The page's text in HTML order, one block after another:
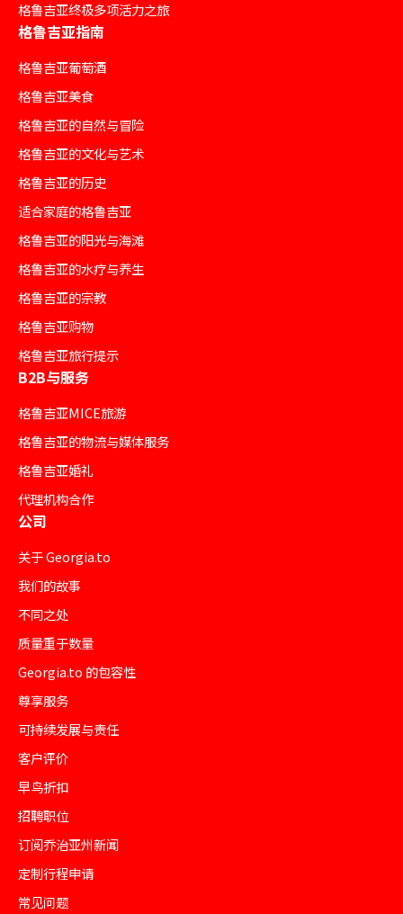
格鲁吉亚终极多项活力之旅
格鲁吉亚指南
格鲁吉亚葡萄酒
格鲁吉亚美食
格鲁吉亚的自然与冒险
格鲁吉亚的文化与艺术
格鲁吉亚的历史
适合家庭的格鲁吉亚
格鲁吉亚的阳光与海滩
格鲁吉亚的水疗与养生
格鲁吉亚的宗教
格鲁吉亚购物
格鲁吉亚旅行提示
B2B与服务
格鲁吉亚MICE旅游
格鲁吉亚的物流与媒体服务
格鲁吉亚婚礼
代理机构合作
公司
关于 Georgia.to
我们的故事
不同之处
质量重于数量
Georgia.to 的包容性
尊享服务
可持续发展与责任
客户评价
早鸟折扣
招聘职位
订阅乔治亚州新闻
定制行程申请
常见问题